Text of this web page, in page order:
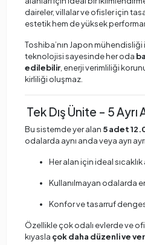
daireler, villalar ve ofisler için
estetik hem de yüksek
Toshiba’nın Japon
teknolojisi sayesinde her oda
edilebilir , enerji verimliliği
kirliliği oluşmaz.
Tek Dış Ünite – 5
Bu sistemde yer alan 5 adet
odalarda aynı anda veya ayrı
Her alan için ideal sıcaklık
Kullanılmayan odalarda
Konfor ve tasarruf
Özellikle çok odalı evlerde ve
kıyasla çok daha düzenli ve